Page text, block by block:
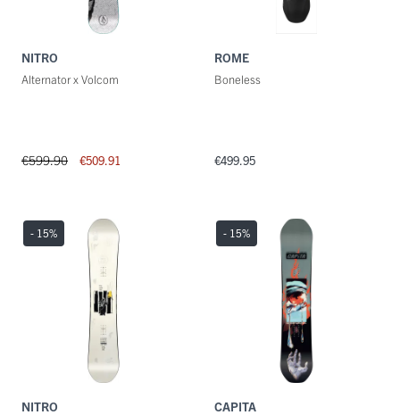
NITRO
Alternator x Volcom
€599.90 €509.91
ROME
Boneless
€499.95
NITRO
- 15%
CAPITA
- 15%